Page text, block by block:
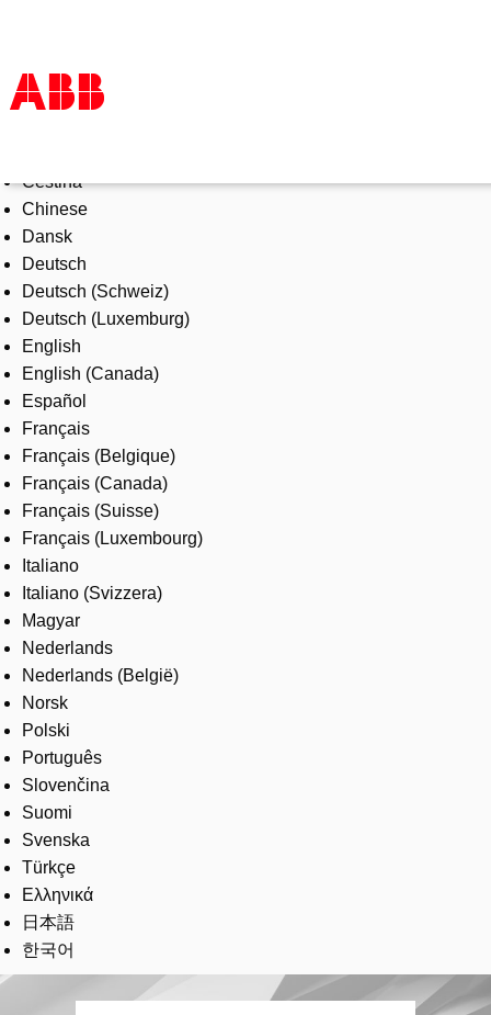
Products & Solutions
Industries
Services
About us
Where to buy
Contact us
Careers
Čeština
Chinese
Dansk
Deutsch
Deutsch (Schweiz)
Deutsch (Luxemburg)
English
English (Canada)
Español
Français
Français (Belgique)
Français (Canada)
Français (Suisse)
Français (Luxembourg)
Italiano
Italiano (Svizzera)
Magyar
Nederlands
Nederlands (België)
Norsk
Polski
Português
Slovenčina
Suomi
Svenska
Türkçe
Ελληνικά
日本語
한국어